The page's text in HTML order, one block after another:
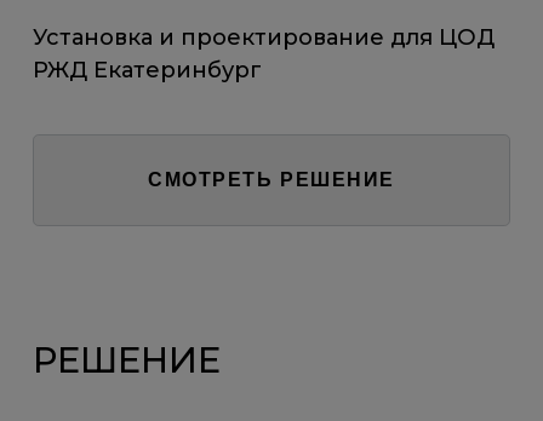
Установка и проектирование для ЦОД
РЖД Екатеринбург
СМОТРЕТЬ РЕШЕНИЕ
РЕШЕНИЕ